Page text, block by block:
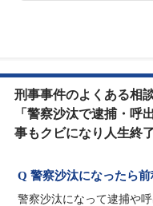
刑事事件のよくある相
「警察沙汰で逮捕・呼
事もクビになり人生終
Q 警察沙汰になったら
警察沙汰になって逮捕や